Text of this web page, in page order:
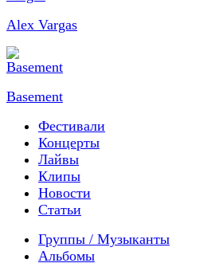
Alex Vargas
Basement
Фестивали
Концерты
Лайвы
Клипы
Новости
Статьи
Группы / Музыканты
Альбомы